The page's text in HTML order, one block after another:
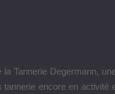
Tannerie Degermann,
tannerie encore en